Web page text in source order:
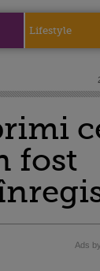
Lifestyle
fost
Ads